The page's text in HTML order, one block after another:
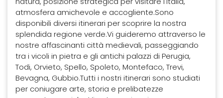
atmosfera amichevole e accogliente.Sono
disponibili diversi itinerari per scoprire la nostra
splendida regione verde.Vi guideremo attraverso le
nostre affascinanti città medievali, passeggiando
tra i vicoli in pietra e gli antichi palazzi di Perugia,
Todi, Orvieto, Spello, Spoleto, Montefaco, Trevi,
Bevagna, Gubbio.Tutti i nostri itinerari sono studiati
per coniugare arte, storia e prelibatezze